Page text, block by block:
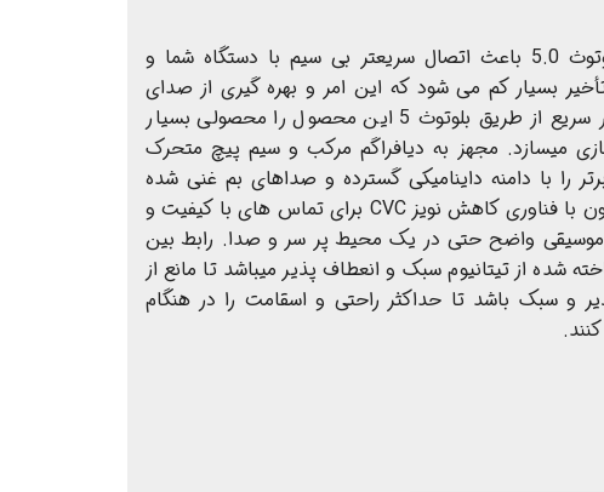
جدیدترین فناوری بلوتوث 5.0 باعث اتصال سریعتر بی سیم با دستگاه شما و
تأخیر بسیار کم می شود که این امر و بهره گیری از صدای
استریو با انتقال بسیار سریع از طریق بلوتوث 5 این محصول را محصولی بسیار
میسازد. مجهز به دیافراگم مرکب و سیم پیچ متحرک
را با دامنه داینامیکی گسترده و صداهای بم غنی شده
ارائه می دهد. میکروفون با فناوری کاهش نویز CVC برای تماس های با کیفیت و
واضح حتی در یک محیط پر سر و صدا. رابط بین
شده از تیتانیوم سبک و انعطاف پذیر میباشد تا مانع از
و سبک باشد تا حداکثر راحتی و اسقامت را در هنگام